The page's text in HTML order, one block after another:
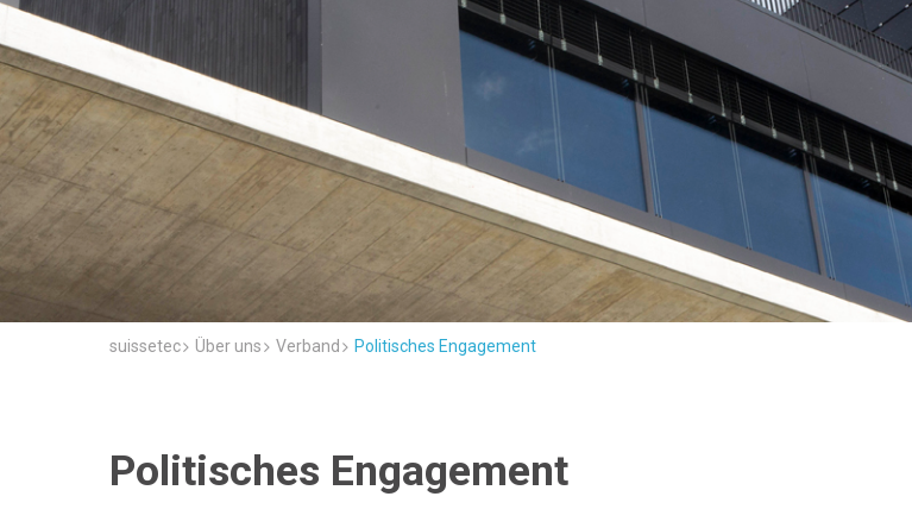
suissetec Über uns Verband Politisches Engagement
Politisches Engagement